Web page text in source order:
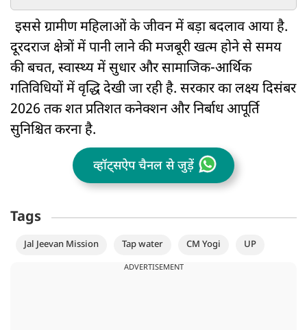
इससे ग्रामीण महिलाओं के जीवन में बड़ा बदलाव आया है.
दूरदराज क्षेत्रों में पानी लाने की मजबूरी खत्म होने से समय
की बचत, स्वास्थ्य में सुधार और सामाजिक-आर्थिक
गतिविधियों में वृद्धि देखी जा रही है. सरकार का लक्ष्य दिसंबर
2026 तक शत प्रतिशत कनेक्शन और निर्बाध आपूर्ति
सुनिश्चित करना है.
व्हॉट्सऐप चैनल से जुड़ें
Tags
Jal Jeevan Mission Tap water CM Yogi UP
ADVERTISEMENT